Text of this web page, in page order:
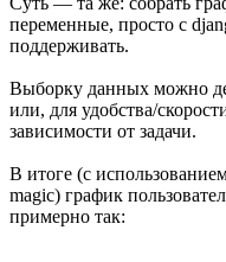
переменные, просто с
поддерживать.
Выборку данных можно
или, для удобства/
зависимости от задачи.
В итоге (с
magic) график
примерно так: